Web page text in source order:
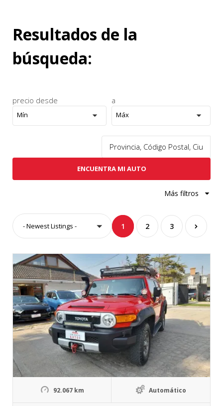
Resultados de la
búsqueda:
precio desde
Mín
a
Máx
ENCUENTRA MI AUTO
Más filtros
- Newest Listings - 1 2 3
92.067 km Automático